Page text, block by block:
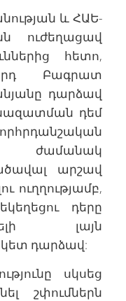
և ՀԱԵ-
ուժեղացավ
հետո,
Բագրատ
դարձավ
դեմ
արշավ
ուղղությամբ,
դերը
լայն
դարձավ:
սկսեց
շփումներն